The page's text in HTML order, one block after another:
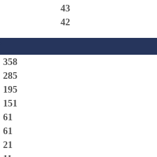
43
42
358
285
195
151
61
61
21